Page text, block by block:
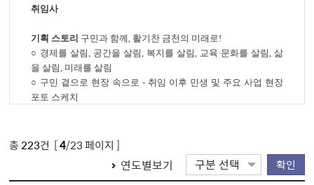
취임사
기획 스토리 구민과 함께, 활기찬 금천의 미래로!
○ 경제를 살림, 공간을 살림, 복지를 살림, 교육·문화를 살림, 삶
을 살림, 미래를 살림
○ 구민 곁으로 현장 속으로- 취임 이후 민생 및 주요 사업 현장
포토 스케치
- 가산동-다함께 외치는 대한민국
마을공동체를 꽃피운 김주숙을 기억하다
총223건 [4/23 페이지 ]
연도별보기 확인